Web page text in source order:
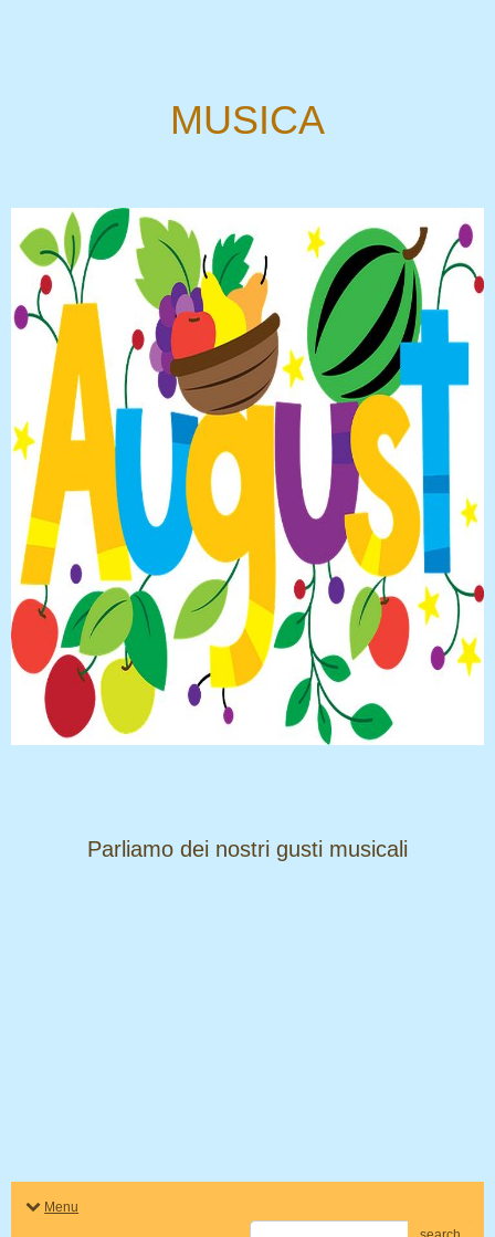
MUSICA
​​​​​​​Parliamo dei nostri gusti musicali
Menu